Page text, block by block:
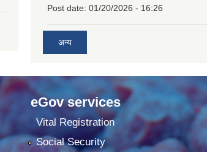
Post date: 01/20/2026 - 16:26
अन्य
eGov services
Vital Registration
Social Security